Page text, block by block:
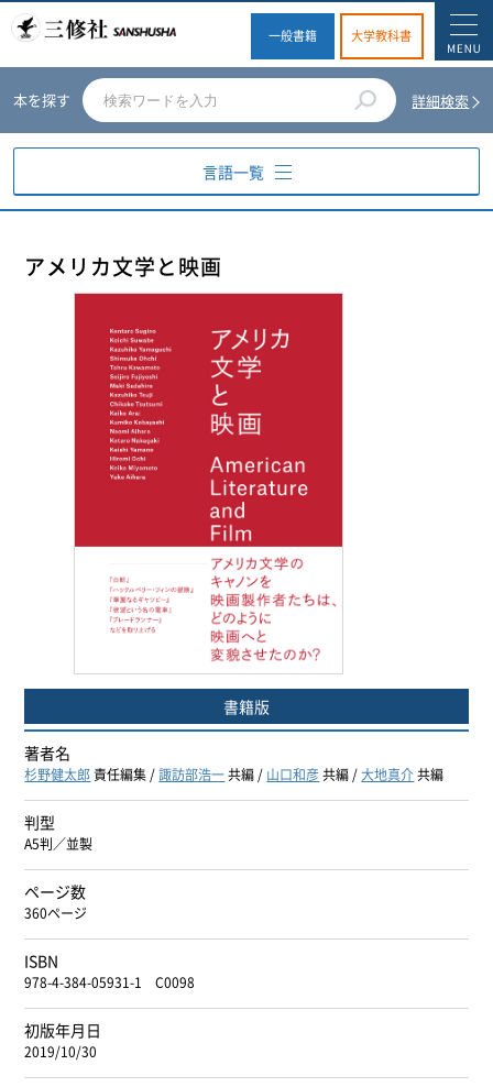
一般書籍 大学教科書
本を探す 詳細検索
言語一覧
ドイツ語
韓国・朝鮮語
アジア諸語
日本語
閉じる
アメリカ文学と映画
書籍版
著者名
杉野健太郎責任編集 /諏訪部浩一共編 / 山口和彦共編 /大地真介共編
判型
A5判／並製
ページ数
360ページ
ISBN
978-4-384-05931-1 C0098
初版年月日
2019/10/30